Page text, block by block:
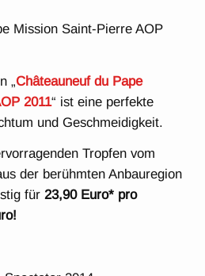
„Châteauneuf du Pape
2011“ ist eine perfekte
und Geschmeidigkeit.
Tropfen vom
der berühmten Anbauregion
für23,90 Euro* pro